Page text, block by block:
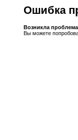
Ошибка
Возникла
Вы можете